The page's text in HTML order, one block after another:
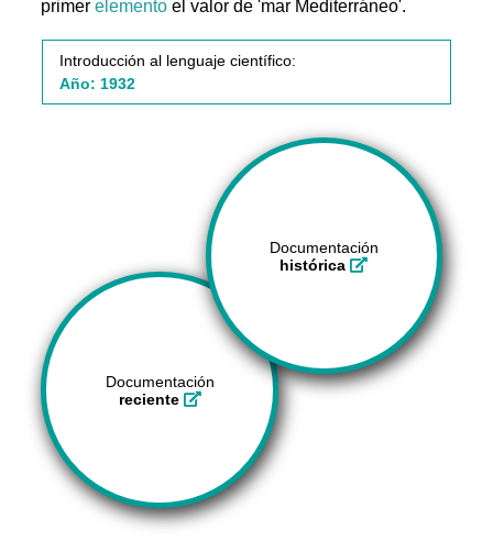
primerelemento el valor de 'mar Mediterráneo'.
Introducción al lenguaje científico:
Año: 1932
Documentación
histórica
Documentación
reciente